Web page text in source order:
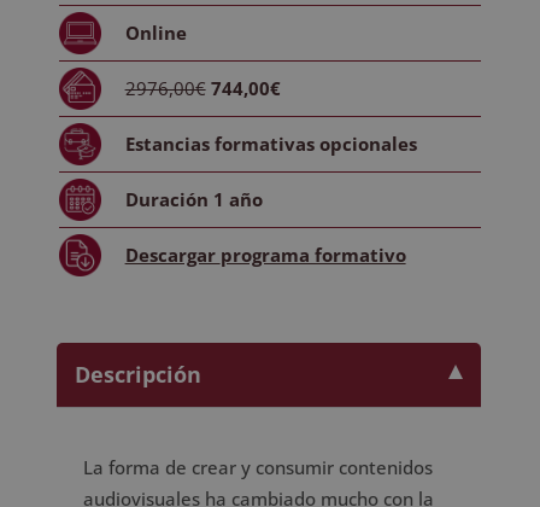
Máster
Podcasting:
de
-
cantidad
Online
2976,00€ 744,00€
Estancias formativasopcionales
Duración 1 año
Descargar programa formativo
Descripción
La forma de crear y consumir contenidos
audiovisuales ha cambiado mucho con la